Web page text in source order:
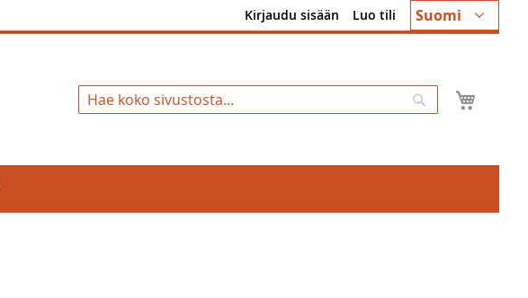
Kieli
Suomi
Kirjaudu sisään Luo tili
Hae